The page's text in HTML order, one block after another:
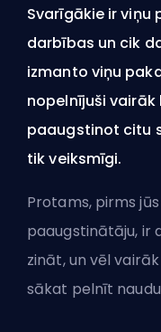
Svarīgākie ir viņu
darbības un cik
izmanto viņu
nopelnījuši vairāk
paaugstinot citu
tik veiksmīgi.
Protams, pirms
paaugstinātāju, ir
zināt, un vēl
sākat pelnīt